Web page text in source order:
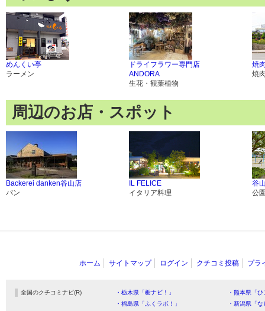
めんくい亭
ラーメン
ドライフラワー専門店
ANDORA
生花・観葉植物
焼
焼
周辺のお店・スポット
Backerei danken谷山店
パン
IL FELICE
イタリア料理
谷
公
ホーム サイトマップ ログイン クチコミ投稿 プラ
全国のクチコミナビ(R) ・栃木県「栃ナビ！」
・熊本県「
・福島県「ふくラボ！」
・新潟県「